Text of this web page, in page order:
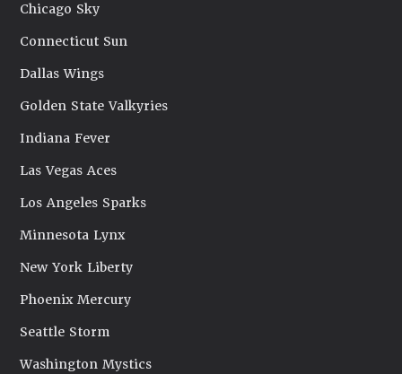
Chicago Sky
Connecticut Sun
Dallas Wings
Golden State Valkyries
Indiana Fever
Las Vegas Aces
Los Angeles Sparks
Minnesota Lynx
New York Liberty
Phoenix Mercury
Seattle Storm
Washington Mystics